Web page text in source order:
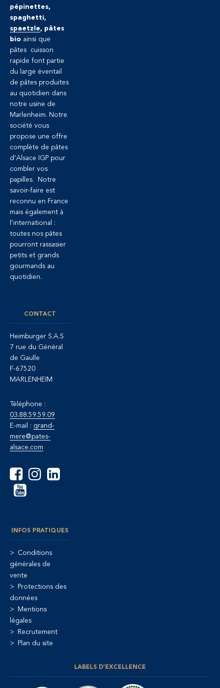
pépinettes,
spaghetti,
spaetzle, pâtes
bio ainsi que
pâtes cuisson
rapide font partie
du large éventail
de pâtes produites
au quotidien dans
notre usine de
Marlenheim. Notre
société vous
propose une offre
complète de pâtes
d’Alsace IGP pour
combler vos
papilles. Notre
savoir-faire est
reconnu en France
mais également à
l’international :
toutes nos pâtes
pourront rassasier
petits et grands
gourmands au
quotidien.
CONTACT
Heimburger S.A.S
7 rue du Général
de Gaulle
F-67520
MARLENHEIM
Téléphone :
03.88.59.59.09
E-mail : grand-
mere@pates-
alsace.com
INFOS PRATIQUES
Conditions
générales de
vente
Protections des
données
Mentions
légales
Recrutement
Plan du site
LABELS D'EXCELLENCE